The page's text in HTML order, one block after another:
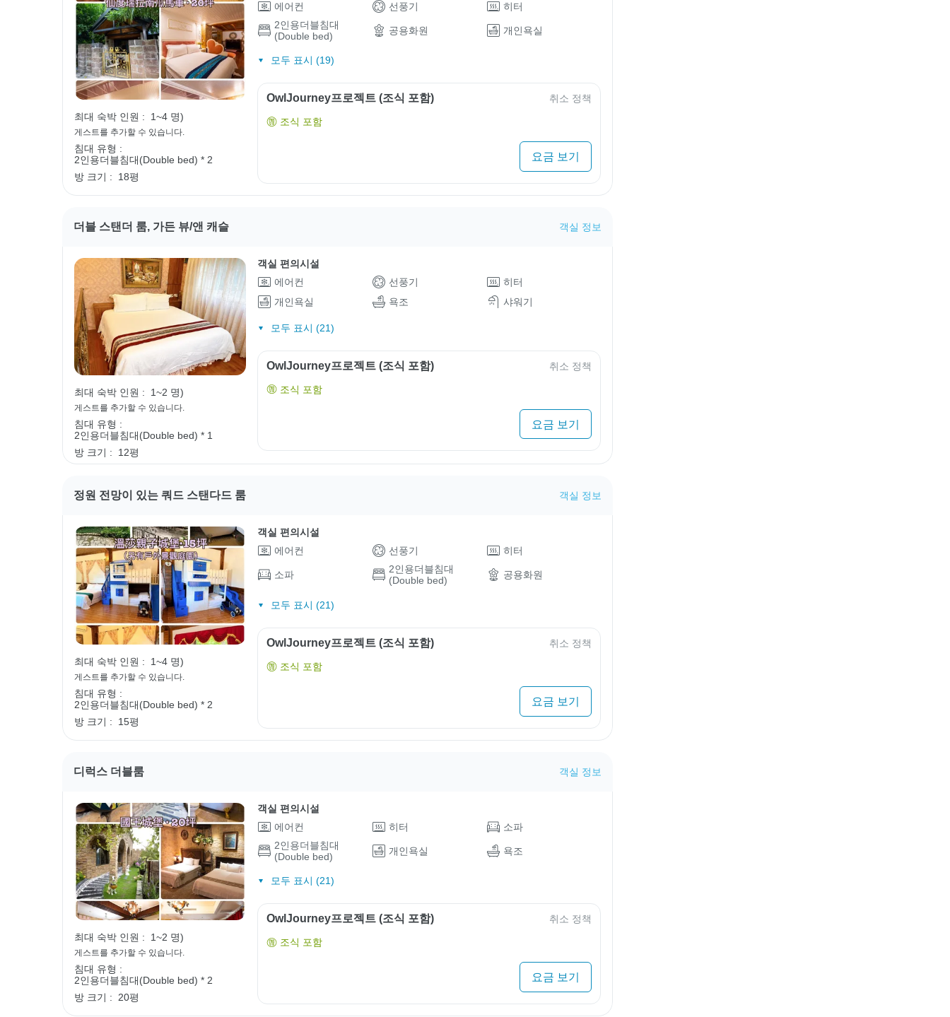
최대 숙박 인원 : 1~4 명)
게스트를 추가할 수 있습니다.
침대 유형 :
2인용더블침대(Double bed) * 2
방 크기 :
18평
에어컨
선풍기
히터
2인용더블침대
(Double bed)
공용화원 개인욕실
모두 표시 (19)
OwlJourney프로젝트 (조식 포함) 취소 정책
조식 포함
요금 보기
더블 스탠더 룸, 가든 뷰/앤 캐슬 객실 정보
최대 숙박 인원 : 1~2 명)
게스트를 추가할 수 있습니다.
침대 유형 :
2인용더블침대(Double bed) * 1
방 크기 :
12평
객실 편의시설
에어컨
선풍기
히터
개인욕실
욕조 샤워기
모두 표시 (21)
OwlJourney프로젝트 (조식 포함) 취소 정책
조식 포함
요금 보기
정원 전망이 있는 쿼드 스탠다드 룸 객실 정보
최대 숙박 인원 : 1~4 명)
게스트를 추가할 수 있습니다.
침대 유형 :
2인용더블침대(Double bed) * 2
방 크기 :
15평
객실 편의시설
에어컨
선풍기 히터
소파
2인용더블침대
(Double bed)
공용화원
모두 표시 (21)
OwlJourney프로젝트 (조식 포함) 취소 정책
조식 포함
요금 보기
디럭스 더블룸 객실 정보
최대 숙박 인원 : 1~2 명)
게스트를 추가할 수 있습니다.
침대 유형 :
2인용더블침대(Double bed) * 2
방 크기 : 20평
객실 편의시설
에어컨
히터
소파
2인용더블침대
(Double bed)
개인욕실 욕조
모두 표시 (21)
OwlJourney프로젝트 (조식 포함) 취소 정책
조식 포함
요금 보기